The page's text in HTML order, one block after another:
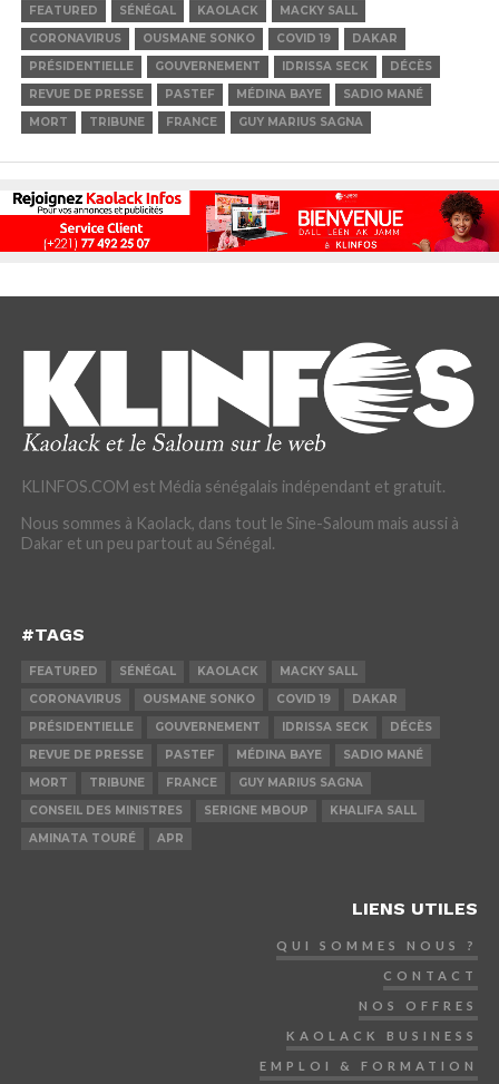
FEATURED SÉNÉGAL KAOLACK
MACKY SALL
CORONAVIRUS
OUSMANE SONKO COVID 19
DAKAR
PRÉSIDENTIELLE
GOUVERNEMENT IDRISSA SECK
DÉCÈS
REVUE DE PRESSE
PASTEF MÉDINA BAYE
SADIO MANÉ
MORT
TRIBUNE FRANCE GUY MARIUS SAGNA
KLINFOS.COM est Média sénégalais indépendant et gratuit.
Nous sommes à Kaolack, dans tout le Sine-Saloum mais aussi à
Dakar et un peu partout au Sénégal.
#TAGS
FEATURED SÉNÉGAL KAOLACK
MACKY SALL
CORONAVIRUS
OUSMANE SONKO COVID 19
DAKAR
PRÉSIDENTIELLE
GOUVERNEMENT IDRISSA SECK
DÉCÈS
REVUE DE PRESSE
PASTEF MÉDINA BAYE
SADIO MANÉ
MORT
TRIBUNE FRANCE
GUY MARIUS SAGNA
CONSEIL DES MINISTRES
SERIGNE MBOUP
KHALIFA SALL
AMINATA TOURÉ
APR
LIENS UTILES
QUI SOMMES NOUS ?
CONTACT
NOS OFFRES
KAOLACK BUSINESS
EMPLOI & FORMATION